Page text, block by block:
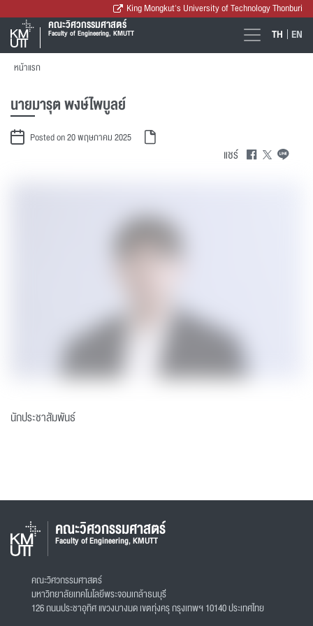
King Mongkut's University of Technology Thonburi
คณะวิศวกรรมศาสตร์
Faculty of Engineering, KMUTT TH EN
หน้าแรก
นายมารุต พงษ์ไพบูลย์
Posted on 20 พฤษภาคม 2025
แชร์
นักประชาสัมพันธ์
คณะวิศวกรรมศาสตร์
Faculty of Engineering, KMUTT
คณะวิศวกรรมศาสตร์
มหาวิทยาลัยเทคโนโลยีพระจอมเกล้าธนบุรี
126 ถนนประชาอุทิศ แขวงบางมด เขตทุ่งครุ กรุงเทพฯ 10140 ประเทศไทย